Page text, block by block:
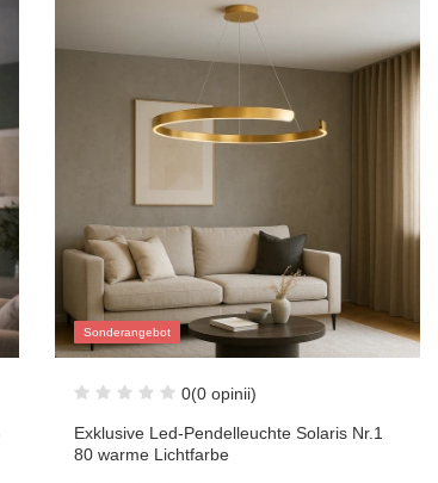
Sonderangebot
0(0 opinii)
Exklusive Led-Pendelleuchte Solaris Nr.1
80 warme Lichtfarbe